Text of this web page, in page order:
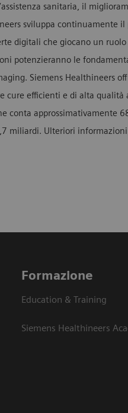
sanitaria, il
sviluppa continuamente
digitali che giocano un
potenzieranno le
Siemens Healthineers
cure efficienti e di alta qualità
conta approssimativamente
miliardi. Ulteriori informazioni
Formazione
Education & Training
Siemens Healthineers